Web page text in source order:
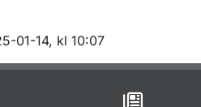
01-14, kl 10:07